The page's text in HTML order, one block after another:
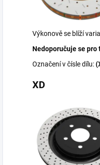
Výkonově se blíží
Nedoporučuje se
Označení v čísle dílu:
XD